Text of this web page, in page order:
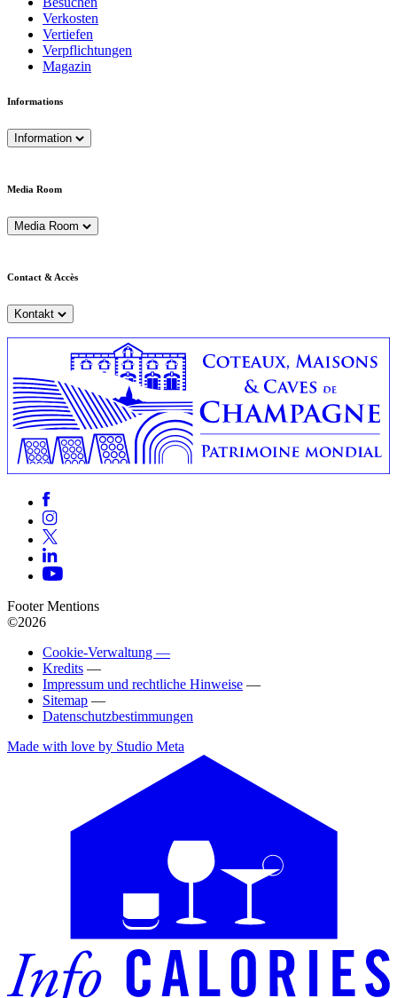
Verkosten
Vertiefen
Verpflichtungen
Magazin
Informations
Information
Media Room
Media Room
Contact & Accès
Kontakt
Footer Mentions
©2026
Cookie-Verwaltung —
Kredits —
Impressum und rechtliche Hinweise —
Sitemap —
Datenschutzbestimmungen
Made with love by Studio Meta